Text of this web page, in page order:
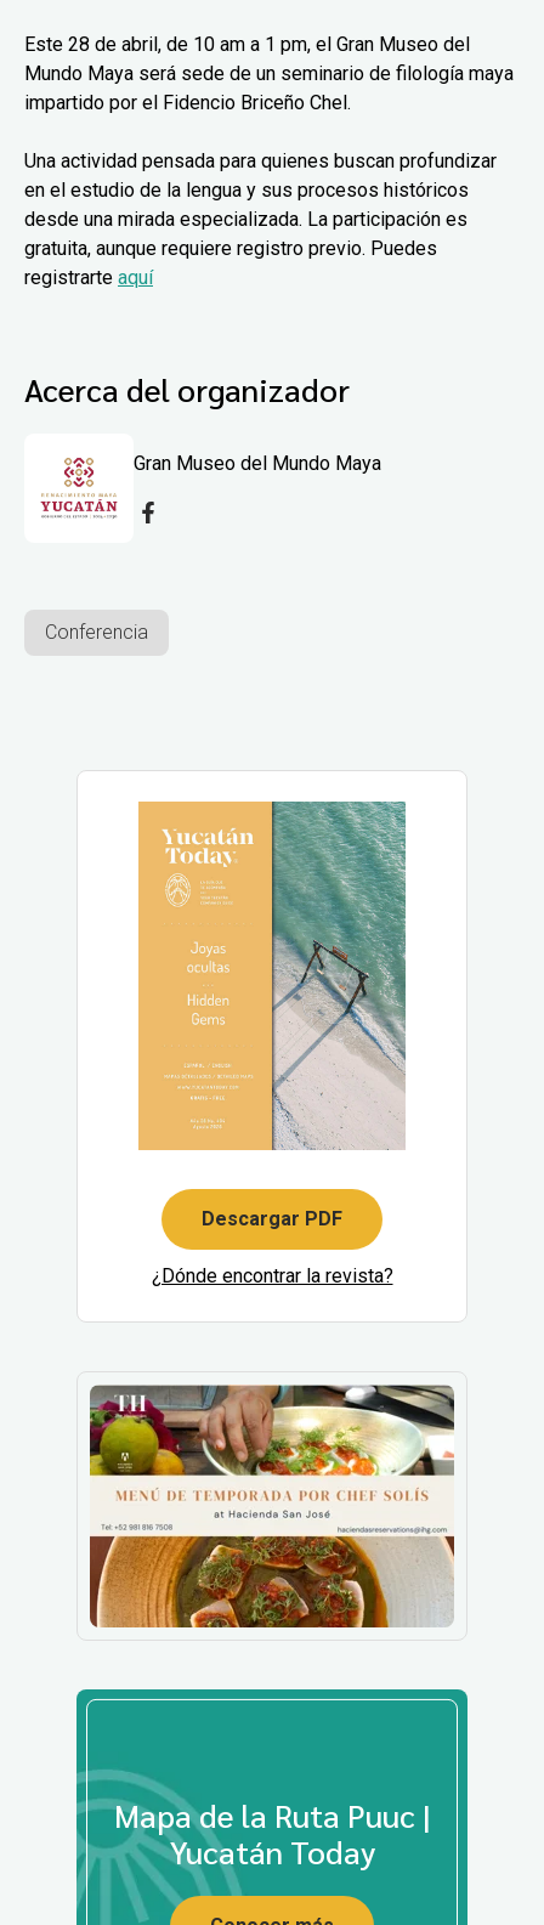
Este 28 de abril, de 10 am a 1 pm, el Gran Museo del
Mundo Maya será sede de un seminario de filología maya
impartido por el Fidencio Briceño Chel.
Una actividad pensada para quienes buscan profundizar
en el estudio de la lengua y sus procesos históricos
desde una mirada especializada. La participación es
gratuita, aunque requiere registro previo. Puedes
registrarte aquí
Acerca del organizador
Gran Museo del Mundo Maya
Conferencia
Descargar PDF
¿Dónde encontrar la revista?
Mapa de la Ruta Puuc |
Yucatán Today